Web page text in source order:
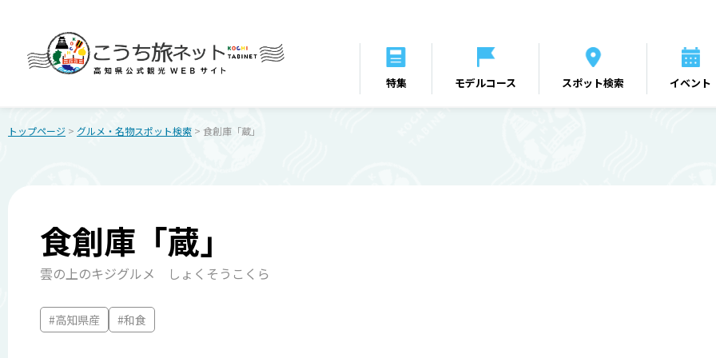
特集 モデルコース スポット検索 イベント
トップページ > グルメ・名物スポット検索 > 食創庫「蔵」
食創庫「蔵」
雲の上のキジグルメ しょくそうこくら
#高知県産 #和食